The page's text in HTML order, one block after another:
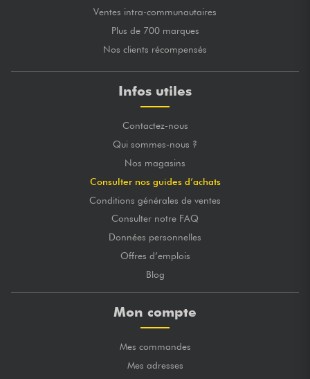
Ventes intra-communautaires
Plus de 700 marques
Nos clients récompensés
Infos utiles
Contactez-nous
Qui sommes-nous ?
Nos magasins
Consulter nos guides d’achats
Conditions générales de ventes
Consulter notre FAQ
Données personnelles
Offres d’emplois
Blog
Mon compte
Mes commandes
Mes adresses